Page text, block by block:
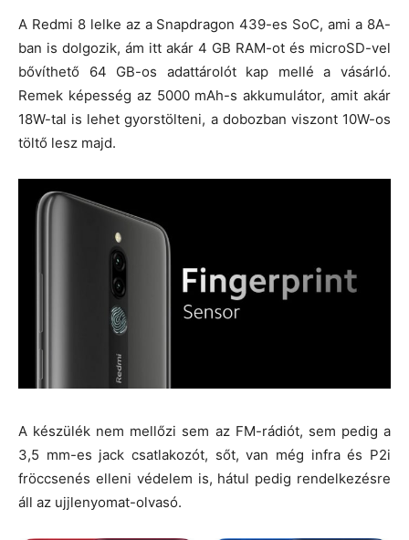
A Redmi 8 lelke az a Snapdragon 439-es SoC, ami a 8A-
ban is dolgozik, ám itt akár 4 GB RAM-ot és microSD-vel
bővíthető 64 GB-os adattárolót kap mellé a vásárló.
Remek képesség az 5000 mAh-s akkumulátor, amit akár
18W-tal is lehet gyorstölteni, a dobozban viszont 10W-os
töltő lesz majd.
A készülék nem mellőzi sem az FM-rádiót, sem pedig a
3,5 mm-es jack csatlakozót, sőt, van még infra és P2i
fröccsenés elleni védelem is, hátul pedig rendelkezésre
áll az ujjlenyomat-olvasó.